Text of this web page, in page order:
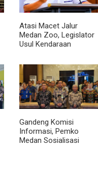
Atasi Macet Jalur
Medan Zoo, Legislator
Usul Kendaraan
Jalur Royal Sumatera
Gandeng Komisi
Informasi, Pemko
Medan Sosialisasi